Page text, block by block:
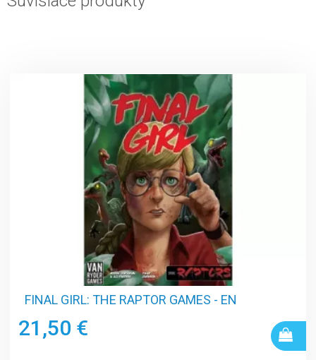
FINAL GIRL: THE RAPTOR GAMES - EN
21,50 €